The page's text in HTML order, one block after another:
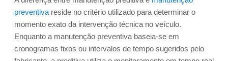
preventiva reside no critério utilizado para determinar o
momento exato da intervenção técnica no veículo.
Enquanto a manutenção preventiva baseia-se em
cronogramas fixos ou intervalos de tempo sugeridos pelo